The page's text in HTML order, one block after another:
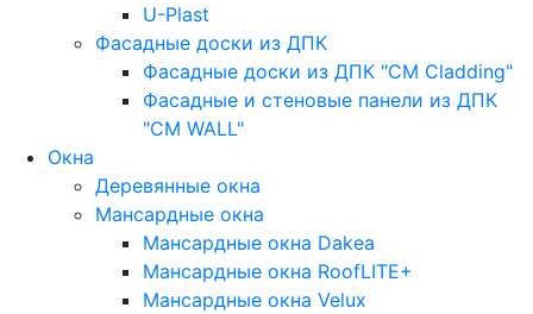
U-Plast
Фасадные доски из ДПК
Фасадные доски из ДПК "CM Cladding"
Фасадные и стеновые панели из ДПК
"CM WALL"
Окна
Деревянные окна
Мансардные окна
Мансардные окна Dakea
Мансардные окна RoofLITE+
Мансардные окна Velux